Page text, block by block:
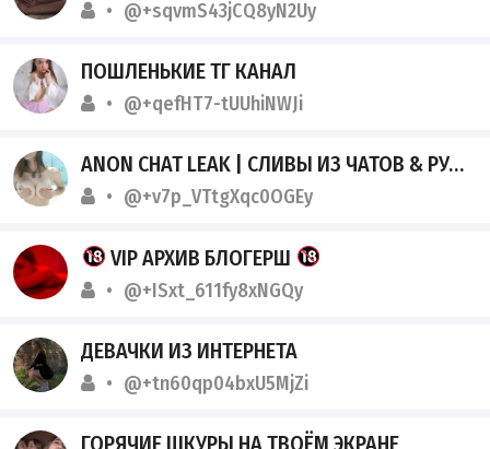
@+sqvmS43jCQ8yN2Uy
ПОШЛЕНЬКИЕ ТГ КАНАЛ
@+qefHT7-tUUhiNWJi
ANON CHAT LEAK | СЛИВЫ ИЗ ЧАТОВ & РУЛЕТОК | 18+
@+v7p_VTtgXqc0OGEy
VIP АРХИВ БЛОГЕРШ
@+ISxt_611fy8xNGQy
ДЕВАЧКИ ИЗ ИНТЕРНЕТА
@+tn60qp04bxU5MjZi
ГОРЯЧИЕ ШКУРЫ НА ТВОЁМ ЭКРАНЕ